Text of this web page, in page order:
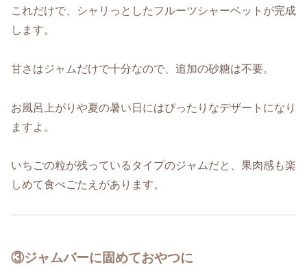
これだけで、シャリっとしたフルーツシャーベットが完成
します。
甘さはジャムだけで十分なので、追加の砂糖は不要。
お風呂上がりや夏の暑い日にはぴったりなデザートになり
ますよ。
いちごの粒が残っているタイプのジャムだと、果肉感も楽
しめて食べごたえがあります。
③ジャムバーに固めておやつに